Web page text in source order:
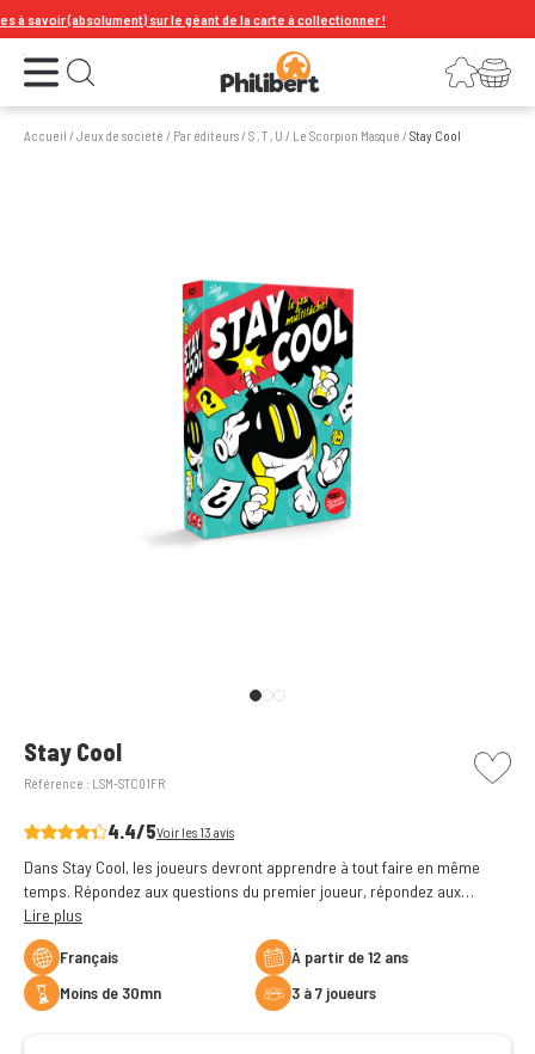
(absolument) sur le géant de la carte à collectionner !
Ouvrir le menu Ouvrir la recherche Connexion
Votre panier
Accueil /Jeux de société / Par éditeurs/S , T , U / Le Scorpion Masqué /Stay Cool
Stay Cool
Référence : LSM-STC01FR
picto
4.4/5Voir les 13 avis
Dans Stay Cool, les joueurs devront apprendre à tout faire en même
temps. Répondez aux questions du premier joueur, répondez aux
questions du second joueur avec les dés et gardez un oeil sur le sablier
pour le retourner au bon moment.
Lire plus
Français
à partir de 12 ans
moins de 30mn
3 à 7 joueurs